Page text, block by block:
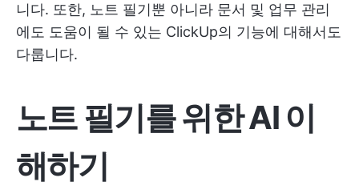
니다. 또한, 노트 필기뿐 아니라 문서 및 업무 관리
에도 도움이 될 수 있는 ClickUp의 기능에 대해서도
다룹니다.
노트 필기를 위한 AI 이
해하기